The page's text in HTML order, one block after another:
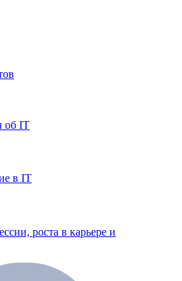
об IT
в IT
роста в карьере и